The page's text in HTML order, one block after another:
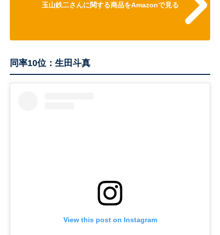
玉山鉄二さんに関する商品をAmazonで見る
同率10位：生田斗真
View this post on Instagram